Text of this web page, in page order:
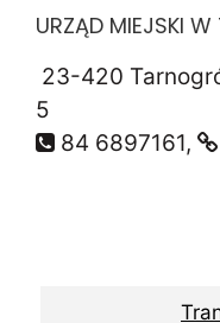
URZĄD MIEJSKI
23-420
5
84 6897161,